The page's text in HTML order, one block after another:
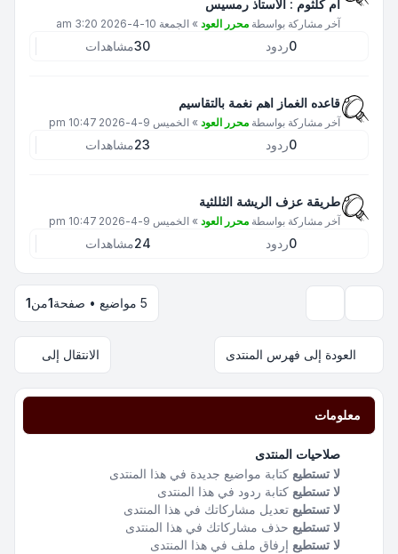
أم كلثوم : الأستاذ رمسيس
آخر مشاركة بواسطة محرر العود » الجمعة 10-4-2026 3:20 am
0ردود 30مشاهدات
قاعده الغماز اهم نغمة بالتقاسيم
آخر مشاركة بواسطة محرر العود » الخميس 9-4-2026 10:47 pm
0ردود 23مشاهدات
طريقة عزف الريشة الثللثية
آخر مشاركة بواسطة محرر العود » الخميس 9-4-2026 10:47 pm
0ردود 24مشاهدات
5 مواضيع • صفحة 1من1
العودة إلى فهرس المنتدى الانتقال إلى
معلومات
صلاحيات المنتدى
لا تستطيع كتابة مواضيع جديدة في هذا المنتدى
لا تستطيع كتابة ردود في هذا المنتدى
لا تستطيع تعديل مشاركاتك في هذا المنتدى
لا تستطيع حذف مشاركاتك في هذا المنتدى
لا تستطيع إرفاق ملف في هذا المنتدى